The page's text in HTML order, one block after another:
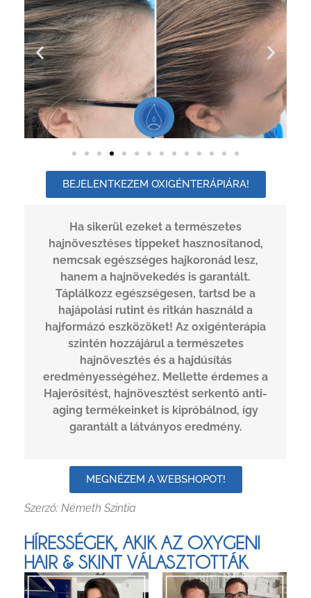
BEJELENTKEZEM OXIGÉNTERÁPIÁRA!
Ha sikerül ezeket a természetes
hajnövesztéses tippeket hasznosítanod,
nemcsak egészséges hajkoronád lesz,
hanem a hajnövekedés is garantált.
Táplálkozz egészségesen, tartsd be a
hajápolási rutint és ritkán használd a
hajformázó eszközöket! Az oxigénterápia
szintén hozzájárul a természetes
hajnövesztés és a hajdúsítás
eredményességéhez. Mellette érdemes a
Hajerősítést, hajnövesztést serkentő anti-
aging termékeinket is kipróbálnod, így
garantált a látványos eredmény.
MEGNÉZEM A WEBSHOPOT!
Szerző: Németh Szintia
HÍRESSÉGEK, AKIK AZ OXYGENI
HAIR & SKINT VÁLASZTOTTÁK